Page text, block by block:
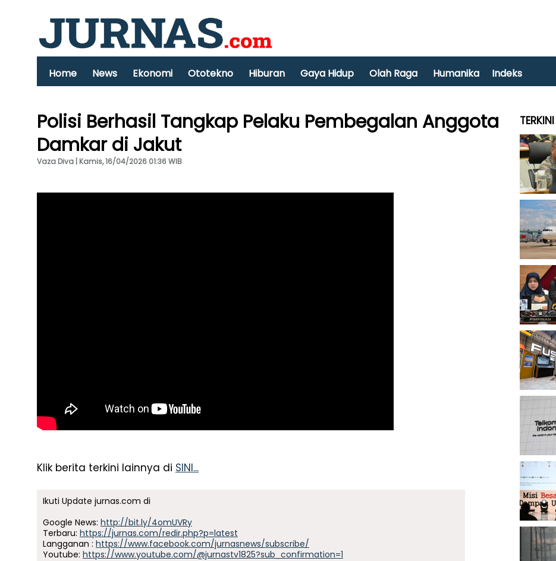
Home News Ekonomi Ototekno Hiburan Gaya Hidup Olah Raga Humanika Indeks
Polisi Berhasil Tangkap Pelaku Pembegalan Anggota
Damkar di Jakut
Vaza Diva | Kamis, 16/04/2026 01:36 WIB
Klik berita terkini lainnya di SINI...
Ikuti Update jurnas.com di
Google News: http://bit.ly/4omUVRy
Terbaru: https://jurnas.com/redir.php?p=latest
Langganan : https://www.facebook.com/jurnasnews/subscribe/
Youtube: https://www.youtube.com/@jurnastv1825?sub_confirmation=1
TERKINI